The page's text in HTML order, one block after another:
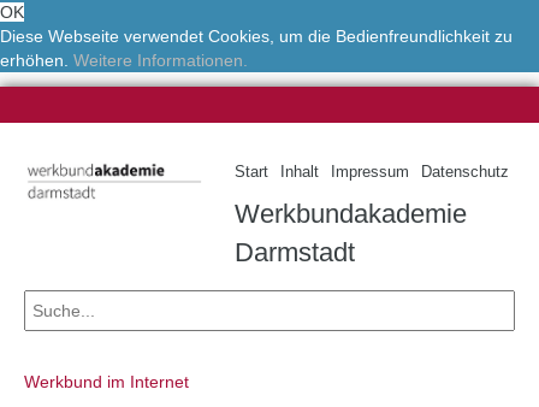
OK
Diese Webseite verwendet Cookies, um die Bedienfreundlichkeit zu
erhöhen. Weitere Informationen.
Start Inhalt Impressum Datenschutz
Werkbundakademie
Darmstadt
Werkbund im Internet